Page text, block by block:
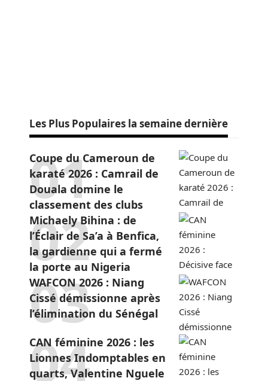
Les Plus Populaires la semaine dernière
Coupe du Cameroun de
karaté 2026 : Camrail de
Douala domine le
classement des clubs
Michaely Bihina : de
l’Éclair de Sa’a à Benfica,
la gardienne qui a fermé
la porte au Nigeria
WAFCON 2026 : Niang
Cissé démissionne après
l’élimination du Sénégal
CAN féminine 2026 : les
Lionnes Indomptables en
quarts, Valentine Nguele